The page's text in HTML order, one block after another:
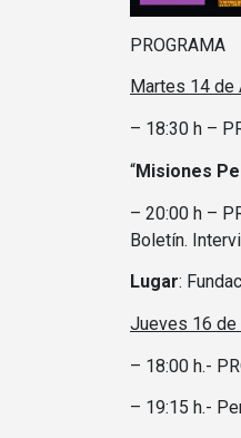
PROGRAMA
Martes 14 de
– 18:30 h –
“Misiones
– 20:00 h –
Boletín.
Lugar:
Jueves 16 de
– 18:00 h.-
– 19:15 h.-